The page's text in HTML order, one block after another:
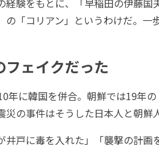
験をもとに、「早稲田の伊藤国
の「コリアン」というわけだ。
フェイクだった
年に韓国を併合。朝鮮では19年
災の事件はそうした日本人と朝鮮
井戸に毒を入れた」「襲撃の計画